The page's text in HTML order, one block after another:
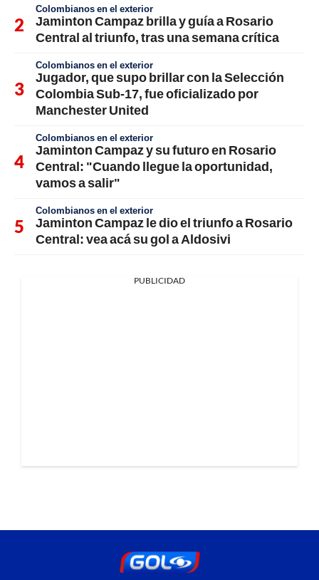
Colombianos en el exterior
Jaminton Campaz brilla y guía a Rosario
Central al triunfo, tras una semana crítica
Colombianos en el exterior
Jugador, que supo brillar con la Selección
Colombia Sub-17, fue oficializado por
Manchester United
Colombianos en el exterior
Jaminton Campaz y su futuro en Rosario
Central: "Cuando llegue la oportunidad,
vamos a salir"
Colombianos en el exterior
Jaminton Campaz le dio el triunfo a Rosario
Central: vea acá su gol a Aldosivi
PUBLICIDAD